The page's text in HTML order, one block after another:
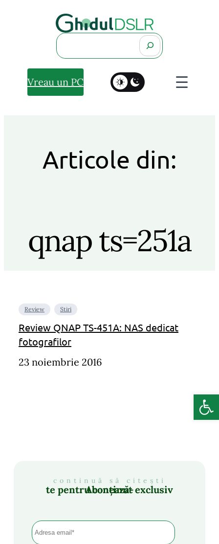
Search
Vreau un PC
Articole din:
qnap ts=251a
Review Stiri
Review QNAP TS-451A: NAS dedicat
fotografilor
23 noiembrie 2016
continuă să citești
Abonează-te pentru conținut exclusiv